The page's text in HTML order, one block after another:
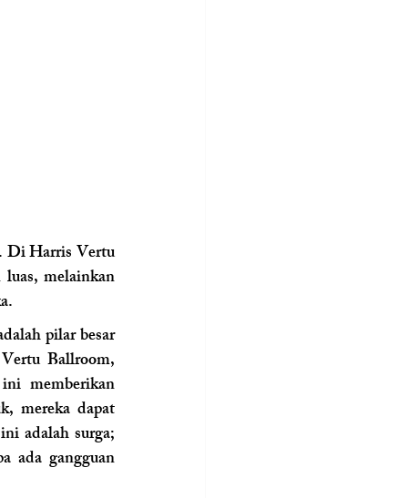
Di Harris Vertu
melainkan
pilar besar
Ballroom,
memberikan
mereka dapat
adalah surga;
ada gangguan